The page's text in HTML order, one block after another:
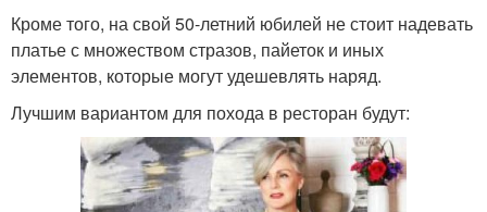
Кроме того, на свой 50-летний юбилей не стоит надевать
платье с множеством стразов, пайеток и иных
элементов, которые могут удешевлять наряд.
Лучшим вариантом для похода в ресторан будут: